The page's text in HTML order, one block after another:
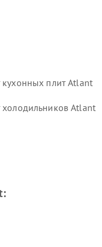
кухонных плит Atlant
холодильников Atlant